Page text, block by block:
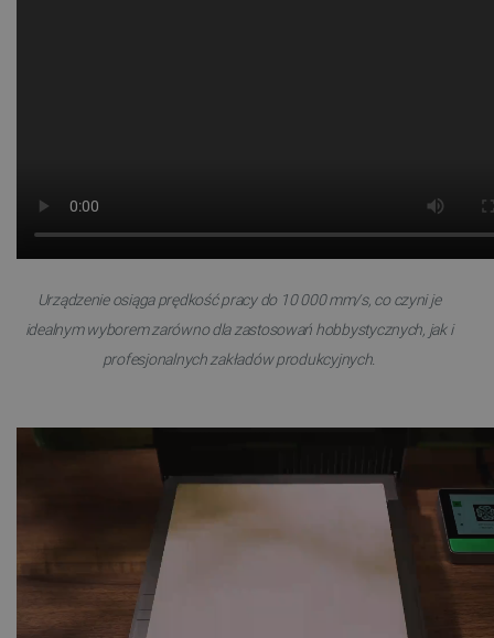
Urządzenie osiąga prędkość pracy do 10 000 mm/s, co czyni je
idealnym wyborem zarówno dla zastosowań hobbystycznych, jak i
profesjonalnych zakładów produkcyjnych.